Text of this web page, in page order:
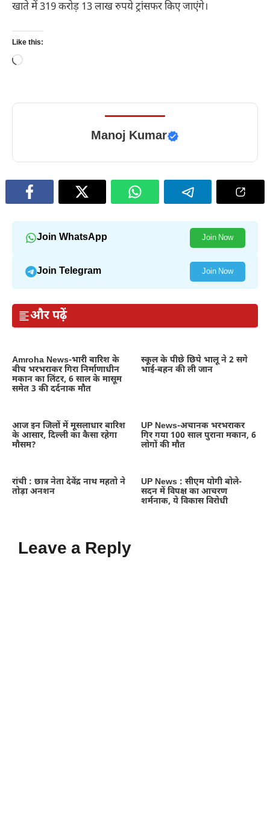
खाते में 319 करोड़ 13 लाख रुपये ट्रांसफर किए जाएंगे।
Like this:
Loading…
Manoj Kumar
Join WhatsApp Join Now
Join Telegram Join Now
और पढ़ें
Amroha News-भारी बारिश के
बीच भरभराकर गिरा निर्माणाधीन
मकान का लिंटर, 6 साल के मासूम
समेत 3 की दर्दनाक मौत
स्कूल के पीछे छिपे भालू ने 2 सगे
भाई-बहन की ली जान
आज इन जिलों में मूसलाधार बारिश
के आसार, दिल्ली का कैसा रहेगा
मौसम?
UP News-अचानक भरभराकर
गिर गया 100 साल पुराना मकान, 6
लोगों की मौत
रांची : छात्र नेता देवेंद्र नाथ महतो ने
तोड़ा अनशन
UP News : सीएम योगी बोले-
सदन में विपक्ष का आचरण
शर्मनाक, ये विकास विरोधी
Leave a Reply